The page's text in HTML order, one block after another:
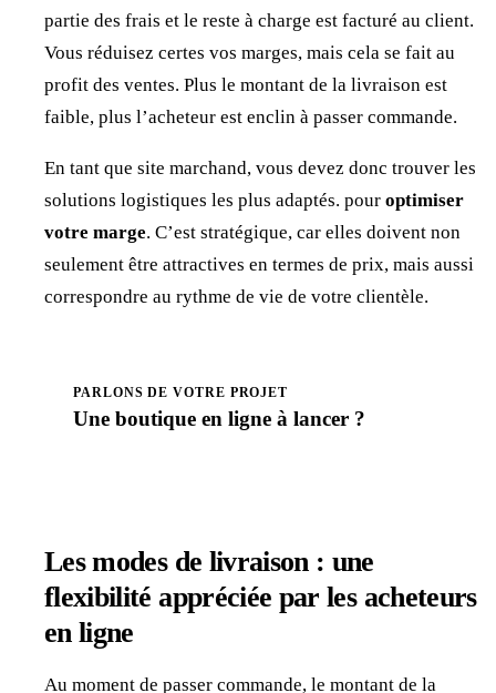
partie des frais et le reste à charge est facturé au client.
Vous réduisez certes vos marges, mais cela se fait au
profit des ventes. Plus le montant de la livraison est
faible, plus l’acheteur est enclin à passer commande.
En tant que site marchand, vous devez donc trouver les
solutions logistiques les plus adaptés. pour optimiser
votre marge. C’est stratégique, car elles doivent non
seulement être attractives en termes de prix, mais aussi
correspondre au rythme de vie de votre clientèle.
PARLONS DE VOTRE PROJET
Une boutique en ligne à lancer ?
Les modes de livraison : une
flexibilité appréciée par les acheteurs
en ligne
Au moment de passer commande, le montant de la